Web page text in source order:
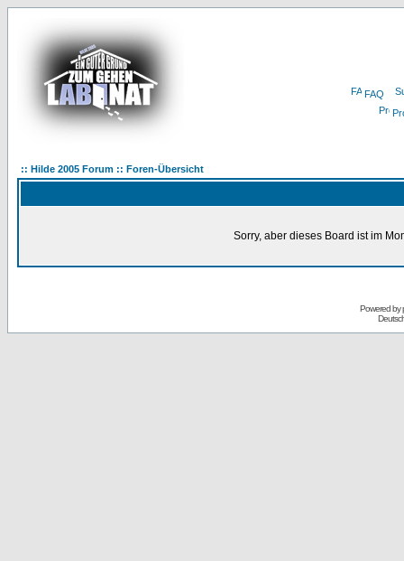
FAQ
:: Hilde 2005 Forum :: Foren-Übersicht
Sorry, aber dieses Board ist im
Powered by